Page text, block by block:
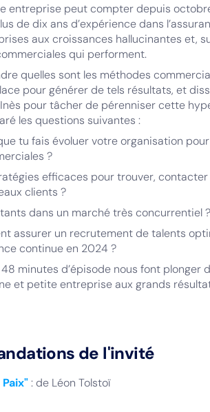
entreprise peut compter depuis
de dix ans d’expérience dans
aux croissances hallucinantes et,
qui performent.
quelles sont les méthodes
pour générer de tels résultats, et
pour tâcher de pérenniser cette
les questions suivantes :
tu fais évoluer votre organisation
?
efficaces pour trouver,
clients ?
dans un marché très concurrentiel ?
assurer un recrutement de talents
continue en 2024 ?
minutes d’épisode nous font plonger
et petite entreprise aux grands
de l'invité
: de Léon Tolstoï